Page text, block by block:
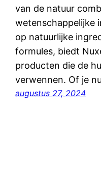
van de natuur
wetenschappelijke
op natuurlijke
formules, biedt
producten die de
verwennen. Of je
augustus 27, 2024